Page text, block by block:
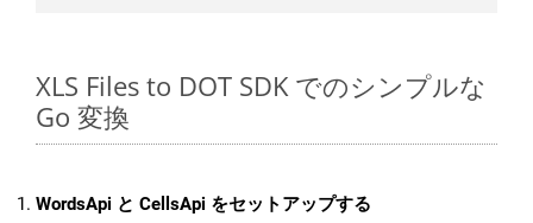
XLS Files to DOT SDK でのシンプルな
Go 変換
WordsApi と CellsApi をセットアップする